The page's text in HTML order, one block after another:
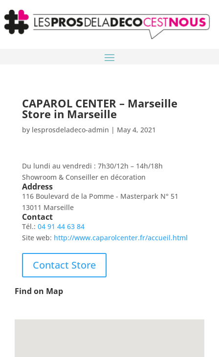
CAPAROL CENTER – Marseille
Store in Marseille
by lesprosdeladeco-admin | May 4, 2021
Du lundi au vendredi : 7h30/12h – 14h/18h
Showroom & Conseiller en décoration
Address
116 Boulevard de la Pomme - Masterpark N° 51
13011 Marseille
Contact
Tél.: 04 91 44 63 84
Site web: http://www.caparolcenter.fr/accueil.html
Contact Store
Find on Map